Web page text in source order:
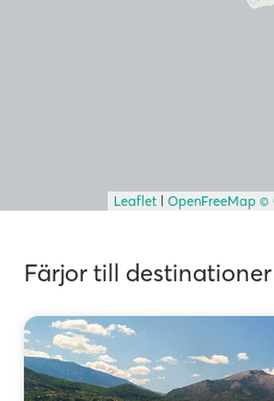
Leaflet OpenFreeMap ©
Färjor till